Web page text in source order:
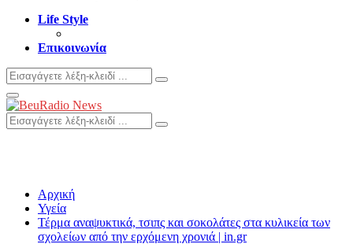
Life Style
Επικοινωνία
Search
for:
Search
Primary
Menu
Search
for:
Search
Αρχική
Υγεία
Τέρμα αναψυκτικά, τσιπς και σοκολάτες στα κυλικεία των
σχολείων από την ερχόμενη χρονιά | in.gr